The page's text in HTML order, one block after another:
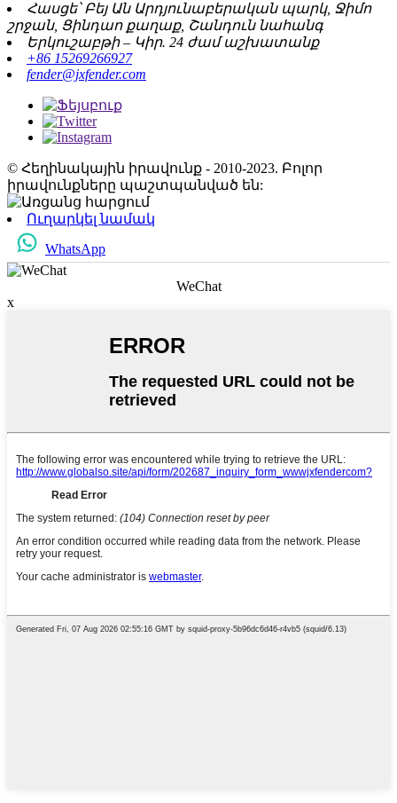
Հասցե՝ Բեյ Ան Արդյունաբերական պարկ, Ջիմո
շրջան, Ցինդաո քաղաք, Շանդուն նահանգ
Երկուշաբթի – Կիր. 24 ժամ աշխատանք
+86 15269266927
fender@jxfender.com
© Հեղինակային իրավունք - 2010-2023. Բոլոր
իրավունքները պաշտպանված են:
Ուղարկել նամակ
WhatsApp
WeChat
x